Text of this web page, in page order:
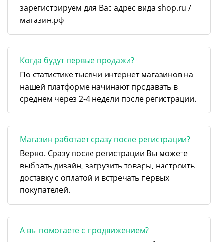
зарегистрируем для Вас адрес вида shop.ru /
магазин.рф
Когда будут первые продажи?
По статистике тысячи интернет магазинов на
нашей платформе начинают продавать в
среднем через 2-4 недели после регистрации.
Магазин работает сразу после регистрации?
Верно. Сразу после регистрации Вы можете
выбрать дизайн, загрузить товары, настроить
доставку с оплатой и встречать первых
покупателей.
А вы помогаете с продвижением?